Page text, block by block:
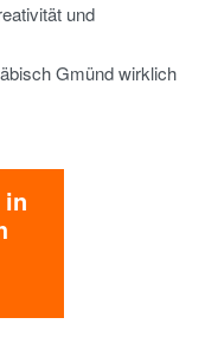
und
Gmünd wirklich
in